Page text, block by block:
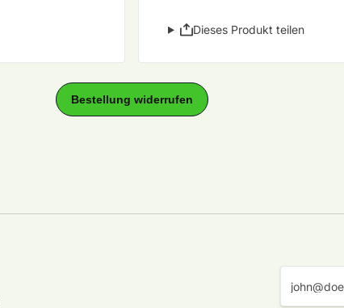
Dieses Produkt teilen